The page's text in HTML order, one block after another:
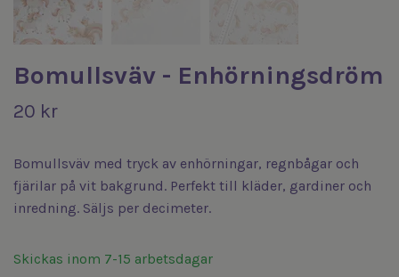
Bomullsväv - Enhörningsdröm
20 kr
Bomullsväv med tryck av enhörningar, regnbågar och
fjärilar på vit bakgrund. Perfekt till kläder, gardiner och
inredning. Säljs per decimeter.
Skickas inom 7-15 arbetsdagar